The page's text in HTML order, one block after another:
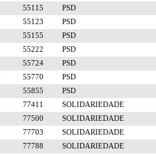
55115
PSD
55123
PSD
55155
PSD
55222
PSD
55724
PSD
55770
PSD
55855
PSD
77411
SOLIDARIEDADE
77500
SOLIDARIEDADE
77703
SOLIDARIEDADE
77788
SOLIDARIEDADE